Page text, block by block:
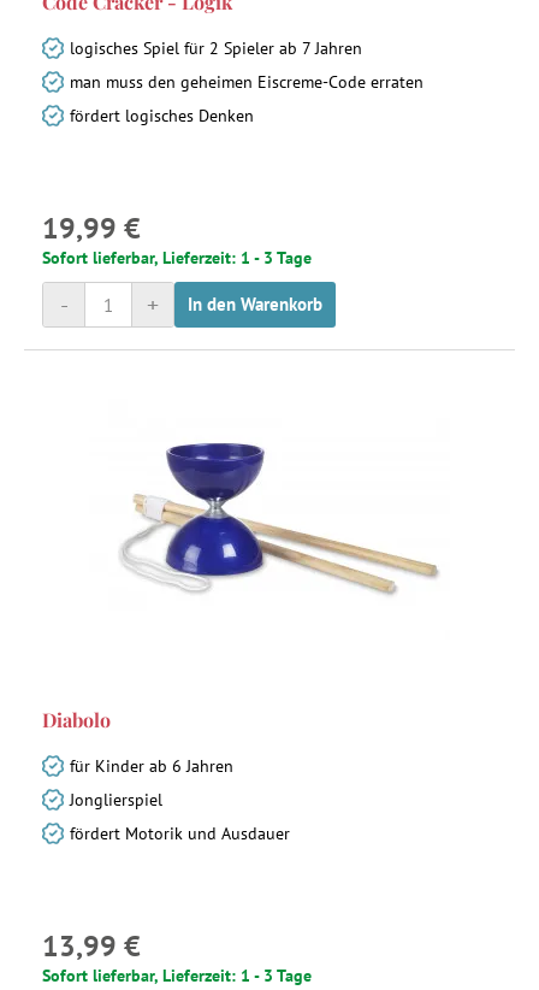
logisches Spiel für 2 Spieler ab 7 Jahren
man muss den geheimen Eiscreme-Code erraten
fördert logisches Denken
19,99 €
Sofort lieferbar, Lieferzeit: 1 - 3 Tage
+
- In den Warenkorb
Diabolo
für Kinder ab 6 Jahren
Jonglierspiel
fördert Motorik und Ausdauer
13,99 €
Sofort lieferbar, Lieferzeit: 1 - 3 Tage